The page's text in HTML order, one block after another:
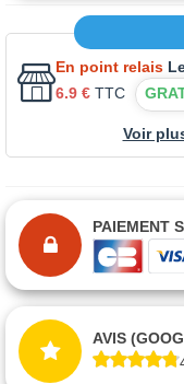
En point relais
6.9 € TTC
Voir
PAIEMENT
AVIS